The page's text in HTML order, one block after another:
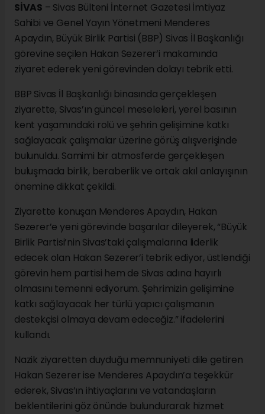
SİVAS – Sivas Bülteni İnternet Gazetesi İmtiyaz
Sahibi ve Genel Yayın Yönetmeni Menderes
Apaydın, Büyük Birlik Partisi (BBP) Sivas İl Başkanlığı
görevine seçilen Hakan Sezerer’i makamında
ziyaret ederek yeni görevinden dolayı tebrik etti.
BBP Sivas İl Başkanlığı binasında gerçekleşen
ziyarette, Sivas’ın güncel meseleleri, yerel basının
kent yaşamındaki rolü ve şehrin gelişimine katkı
sağlayacak çalışmalar üzerine görüş alışverişinde
bulunuldu. Samimi bir atmosferde gerçekleşen
buluşmada birlik, beraberlik ve ortak akıl anlayışının
önemine dikkat çekildi.
Ziyarette konuşan Menderes Apaydın, Hakan
Sezerer’e yeni görevinde başarılar dileyerek, “Büyük
Birlik Partisi’nin Sivas’taki çalışmalarına liderlik
edecek olan Hakan Sezerer’i tebrik ediyor, üstlendiği
görevin hem partisi hem de Sivas adına hayırlı
olmasını temenni ediyorum. Şehrimizin gelişimine
katkı sağlayacak her türlü yapıcı çalışmanın
destekçisi olmaya devam edeceğiz.” ifadelerini
kullandı.
Nazik ziyaretten duyduğu memnuniyeti dile getiren
Hakan Sezerer ise Menderes Apaydın’a teşekkür
ederek, Sivas’ın ihtiyaçlarını ve vatandaşların
beklentilerini göz önünde bulundurarak hizmet